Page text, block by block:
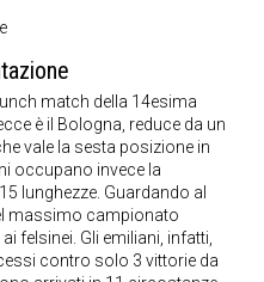
match della 14esima
è il Bologna, reduce da un
vale la sesta posizione in
occupano invece la
lunghezze. Guardando al
massimo campionato
felsinei. Gli emiliani, infatti,
contro solo 3 vittorie da